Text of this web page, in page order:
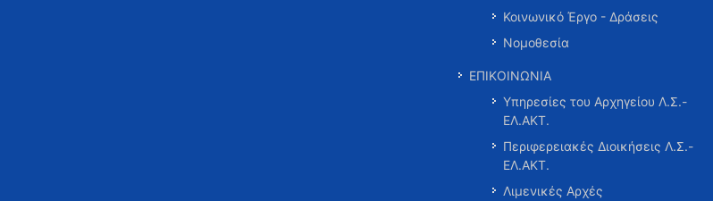
Κοινωνικό Έργο - Δράσεις
Νομοθεσία
ΕΠΙΚΟΙΝΩΝΙΑ
Υπηρεσίες του Αρχηγείου Λ.Σ.-
ΕΛ.ΑΚΤ.
Περιφερειακές Διοικήσεις Λ.Σ.-
ΕΛ.ΑΚΤ.
Λιμενικές Αρχές